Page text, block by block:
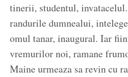
tinerii, studentul,
randurile dumnealui,
omul tanar, inaugural. Iar
vremurilor noi, ramane
Maine urmeaza sa revin cu